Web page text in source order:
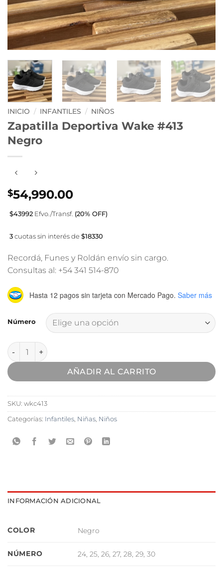
INICIO / INFANTILES / NIÑOS
Zapatilla Deportiva Wake #413
Negro
$54,990.00
$43992 Efvo./Transf. (20% OFF)
3cuotas sin interés de $18330
Recordá, Funes y Roldán envío sin cargo.
Consultas al: +54 341 514-870
Hasta 12 pagos sin tarjeta con Mercado Pago. Saber más
Número
Zapatilla Deportiva Wake #413 Negro cantidad
AÑADIR AL CARRITO
SKU: wkc413
Categorías: Infantiles Niñas Niños
INFORMACIÓN ADICIONAL
COLOR Negro
NÚMERO 24, 25, 26, 27, 28, 29, 30